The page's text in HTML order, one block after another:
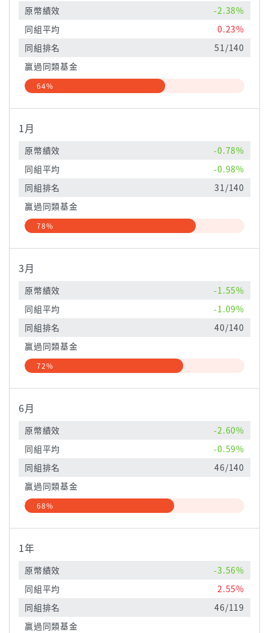
原幣績效
-2.38%
同組平均
0.23%
同組排名
51/140
贏過同類基金
64%
1月
原幣績效
-0.78%
同組平均
-0.98%
同組排名
31/140
贏過同類基金
78%
3月
原幣績效
-1.55%
同組平均
-1.09%
同組排名
40/140
贏過同類基金
72%
6月
原幣績效
-2.60%
同組平均
-0.59%
同組排名
46/140
贏過同類基金
68%
1年
原幣績效
-3.56%
同組平均
2.55%
同組排名
46/119
贏過同類基金